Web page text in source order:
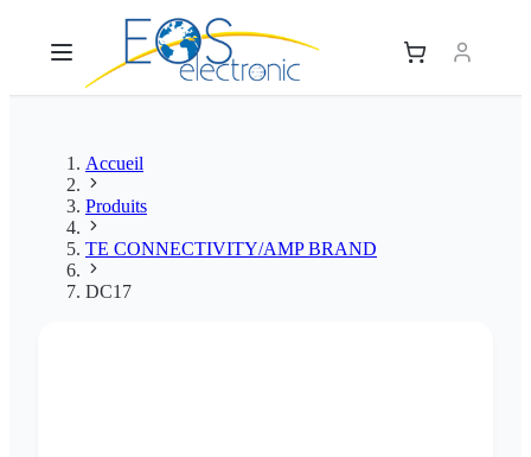
Accueil
Produits
TE CONNECTIVITY/AMP BRAND
DC17